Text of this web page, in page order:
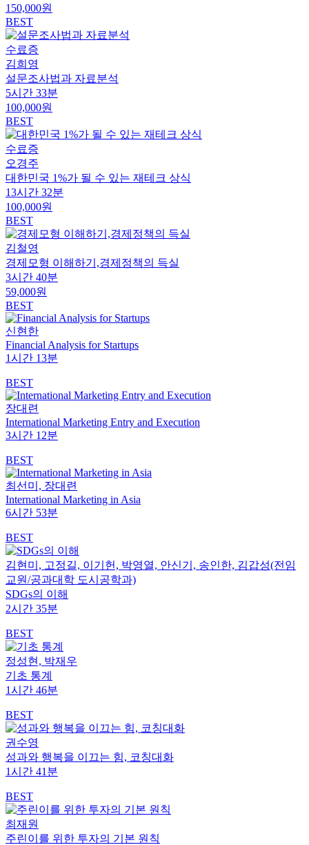
150,000원
BEST
수료증
김희영
설문조사법과 자료분석
5시간 33분
100,000원
BEST
수료증
오경주
대한민국 1%가 될 수 있는 재테크 상식
13시간 32분
100,000원
BEST
김철영
경제모형 이해하기,경제정책의 득실
3시간 40분
59,000원
BEST
신현한
Financial Analysis for Startups
1시간 13분
BEST
장대련
International Marketing Entry and Execution
3시간 12분
BEST
최선미, 장대련
International Marketing in Asia
6시간 53분
BEST
김현미, 고정길, 이기헌, 박영열, 안신기, 송인한, ­김갑성(전임
교원/공과대학 도시공학과)
SDGs의 이해
2시간 35분
BEST
정성현, 박재우
기초 통계
1시간 46분
BEST
권수영
성과와 행복을 이끄는 힘, 코칭대화
1시간 41분
BEST
최재원
주린이를 위한 투자의 기본 원칙